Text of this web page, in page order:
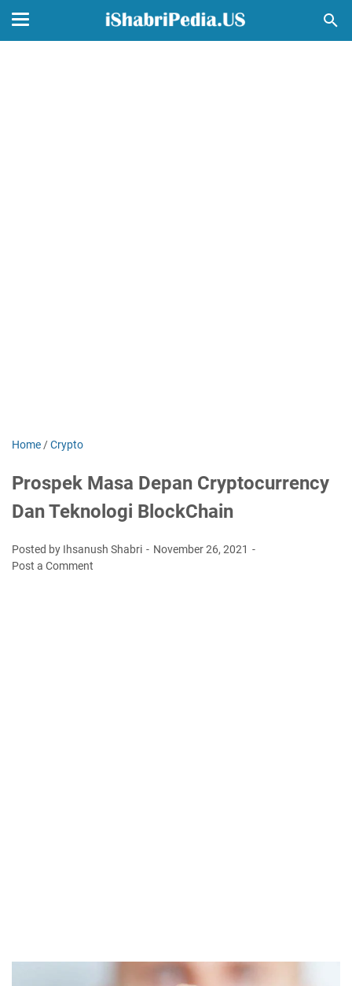
Home /Crypto
Prospek Masa Depan Cryptocurrency
Dan Teknologi BlockChain
Posted by Ihsanush Shabri
November 26, 2021
Post a Comment